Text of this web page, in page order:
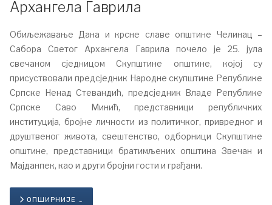
Архангела Гаврила
Обиљежавање Дана и крсне славе општине Челинац –
Сабора Светог Архангела Гаврила почело је 25. јула
свечаном сједницом Скупштине општине, којој су
присуствовали предсједник Народне скупштине Републике
Српске Ненад Стевандић, предсједник Владе Републике
Српске Саво Минић, представници републичких
институција, бројне личности из политичког, привредног и
друштвеног живота, свештенство, одборници Скупштине
општине, представници братимљених општина Звечан и
Мајданпек, као и други бројни гости и грађани.
ОПШИРНИЈЕ …